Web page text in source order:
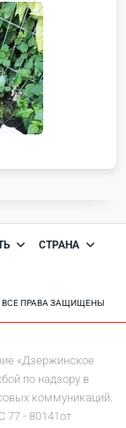
СТРАНА
ВСЕ ПРАВА ЗАЩИЩЕНЫ
«Дзержинское
по надзору в
коммуникаций.
77 - 80141от